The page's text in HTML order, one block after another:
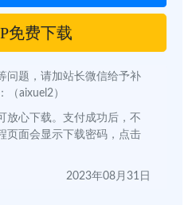
免费下载
问题，请加站长微信给予补
（aixuel2）
放心下载。支付成功后，不
页面会显示下载密码，点击
2023年08月31日